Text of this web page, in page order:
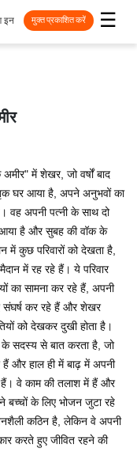
☰
इन मुक्त प्रकाशित करें
में शेखर, जो वर्षों बाद
घर आया है, अपने अनुभवों का
वह अपनी पत्नी के साथ दो
आया है और सुबह की वॉक के
में कुछ परिवारों को देखता है,
में रह रहे हैं। ये परिवार
का सामना कर रहे हैं, अपनी
संघर्ष कर रहे हैं और शेखर
को देखकर दुखी होता है।
के सदस्य से बात करता है, जो
और हाल ही में बाढ़ में अपनी
हैं। वे काम की तलाश में हैं और
बच्चों के लिए भोजन जुटा रहे
कठिन है, लेकिन वे अपनी
करते हुए जीवित रहने की